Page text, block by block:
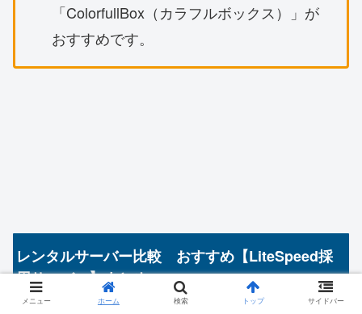
「ColorfullBox（カラフルボックス）」が
おすすめです。
レンタルサーバー比較 おすすめ【LiteSpeed採
用サーバー】まとめ
メニュー ホーム 検索 トップ サイドバー